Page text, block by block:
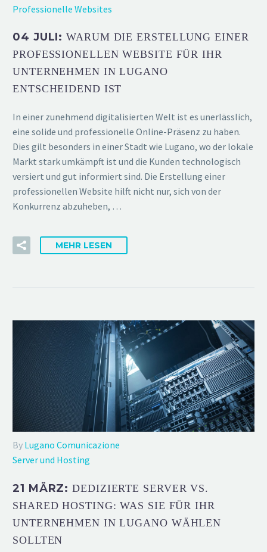
Professionelle Websites
04 JULI:WARUM DIE ERSTELLUNG EINER
PROFESSIONELLEN WEBSITE FÜR IHR
UNTERNEHMEN IN LUGANO
ENTSCHEIDEND IST
In einer zunehmend digitalisierten Welt ist es unerlässlich,
eine solide und professionelle Online-Präsenz zu haben.
Dies gilt besonders in einer Stadt wie Lugano, wo der lokale
Markt stark umkämpft ist und die Kunden technologisch
versiert und gut informiert sind. Die Erstellung einer
professionellen Website hilft nicht nur, sich von der
Konkurrenz abzuheben, …
MEHR LESEN
By Lugano Comunicazione
Server und Hosting
21 MÄRZ:DEDIZIERTE SERVER VS.
SHARED HOSTING: WAS SIE FÜR IHR
UNTERNEHMEN IN LUGANO WÄHLEN
SOLLTEN